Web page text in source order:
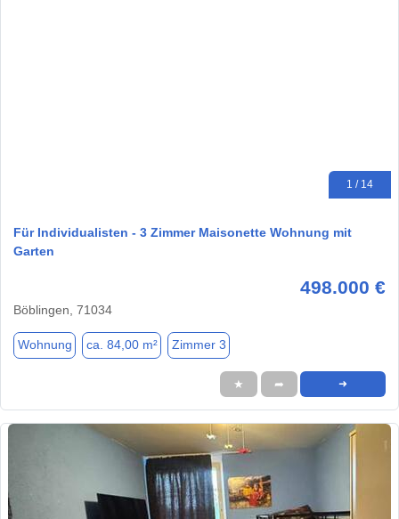
1 / 14
Für Individualisten - 3 Zimmer Maisonette Wohnung mit
Garten
498.000 €
Böblingen, 71034
Wohnung ca. 84,00 m² Zimmer 3
★ ➦ ➜